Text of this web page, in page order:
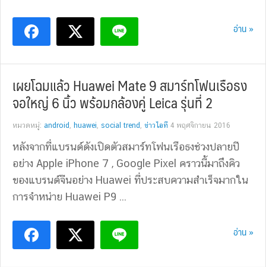
อ่าน »
เผยโฉมแล้ว Huawei Mate 9 สมาร์ทโฟนเรือธง
จอใหญ่ 6 นิ้ว พร้อมกล้องคู่ Leica รุ่นที่ 2
หมวดหมู่: android , huawei, social trend , ข่าวไอที 4 พฤศจิกายน 2016
หลังจากที่แบรนด์ดังเปิดตัวสมาร์ทโฟนเรือธงช่วงปลายปี
อย่าง Apple iPhone 7 , Google Pixel คราวนี้มาถึงคิว
ของแบรนด์จีนอย่าง Huawei ที่ประสบความสำเร็จมากใน
การจำหน่าย Huawei P9 ...
อ่าน »